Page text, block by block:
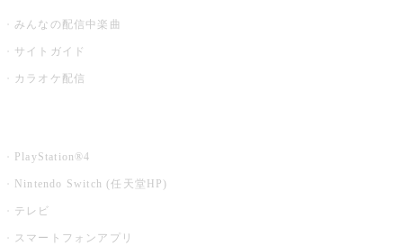
みんなの配信中楽曲
サイトガイド
カラオケ配信
PlayStation®4
Nintendo Switch (任天堂HP)
テレビ
スマートフォンアプリ